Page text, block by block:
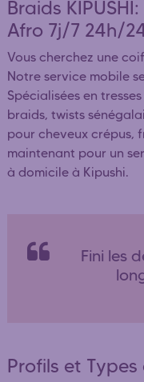
Braids
Afro 7j/7 24h/
Vous cherchez une
Notre service mobile
Spécialisées en
braids, twists
pour cheveux crépus,
maintenant pour un
à domicile à Kipushi.
Fini les
Profils et